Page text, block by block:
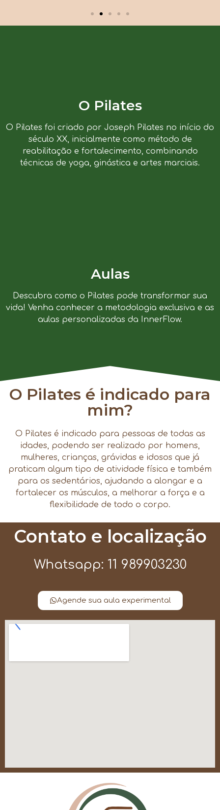
O Pilates
O Pilates foi criado por Joseph Pilates no início do
século XX, inicialmente como método de
reabilitação e fortalecimento, combinando
técnicas de yoga, ginástica e artes marciais.
Aulas
Descubra como o Pilates pode transformar sua
vida! Venha conhecer a metodologia exclusiva e as
aulas personalizadas da InnerFlow.
O Pilates é indicado para
mim?
O Pilates é indicado para pessoas de todas as
idades, podendo ser realizado por homens,
mulheres, crianças, grávidas e idosos que já
praticam algum tipo de atividade física e também
para os sedentários, ajudando a alongar e a
fortalecer os músculos, a melhorar a força e a
flexibilidade de todo o corpo.
Contato e localização
Whatsapp: 11 989903230
Agende sua aula experimental